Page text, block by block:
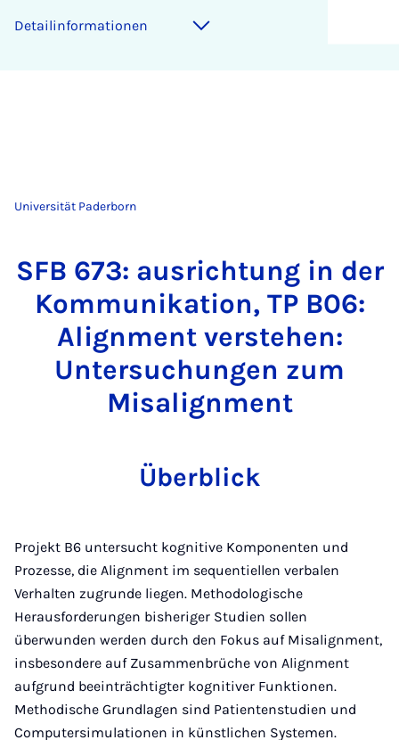
Detailinformationen
Universität Paderborn
SFB 673: ausrichtung in der
Kommunikation, TP B06:
Alignment verstehen:
Untersuchungen zum
Misalignment
Überblick
Projekt B6 untersucht kognitive Komponenten und
Prozesse, die Alignment im sequentiellen verbalen
Verhalten zugrunde liegen. Methodologische
Herausforderungen bisheriger Studien sollen
überwunden werden durch den Fokus auf Misalignment,
insbesondere auf Zusammenbrüche von Alignment
aufgrund beeinträchtigter kognitiver Funktionen.
Methodische Grundlagen sind Patientenstudien und
Computersimulationen in künstlichen Systemen.